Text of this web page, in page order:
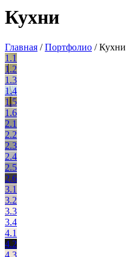
Кухни
Главная /Портфолио /Кухни
1.1
1.2
1.3
1.4
1.5
1.6
2.1
2.2
2.3
2.4
2.5
2.6
3.1
3.2
3.3
3.4
4.1
4.2
4.3